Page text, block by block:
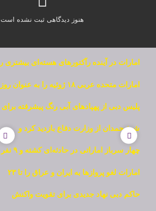
هنوز دیدگاهی ثبت نشده است
امارات در آینده رآکتورهای هسته‌ای بیشتری را
امارات متحده عربی ۱۸ ژوئیه را به عنوان روز
پلیس دبی از پهپادهای آبی رنگ پیشرفته برای
شیخ حمدان از وزارت دفاع بازدید کرد و
عملیات و ابتکارات جدید آن را بررسی کرد
چهار سرباز اماراتی در حادثه‌ای کشته و ۹ نفر
امارات لغو پروازها به ایران و عراق را تا ۲۳
حاکم دبی نهاد جدیدی برای تقویت واکنش